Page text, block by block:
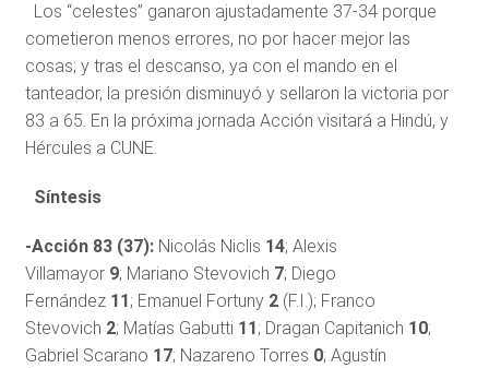
Los “celestes” ganaron ajustadamente 37-34 porque
cometieron menos errores, no por hacer mejor las
cosas; y tras el descanso, ya con el mando en el
tanteador, la presión disminuyó y sellaron la victoria por
83 a 65. En la próxima jornada Acción visitará a Hindú, y
Hércules a CUNE.
Síntesis
-Acción 83 (37):Nicolás Niclis 14; Alexis
Villamayor 9; Mariano Stevovich 7; Diego
Fernández 11 ; Emanuel Fortuny 2(F.I.); Franco
Stevovich 2; Matías Gabutti 11 ; Dragan Capitanich 10;
Gabriel Scarano 17; Nazareno Torres 0; Agustín